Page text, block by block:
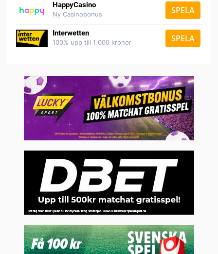
HappyCasino
Ny Casinobonus SPELA
Interwetten
100% upp till 1 000 kronor SPELA